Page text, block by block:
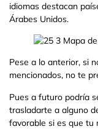
idiomas destacan
Árabes Unidos.
Pese a lo anterior, si
mencionados, no te
Pues a futuro podría
trasladarte a alguno
favorable si es que tu